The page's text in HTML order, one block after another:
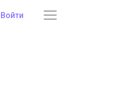
Войти